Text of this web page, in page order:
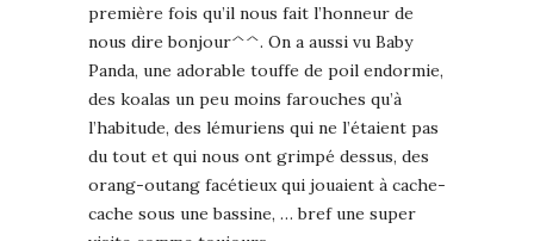
première fois qu’il nous fait l’honneur de
nous dire bonjour^^. On a aussi vu Baby
Panda, une adorable touffe de poil endormie,
des koalas un peu moins farouches qu’à
l’habitude, des lémuriens qui ne l’étaient pas
du tout et qui nous ont grimpé dessus, des
orang-outang facétieux qui jouaient à cache-
cache sous une bassine, … bref une super